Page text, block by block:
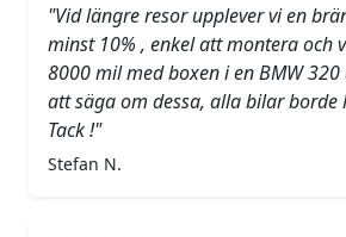
"Vid längre resor upplever vi en
minst 10% , enkel att montera och
8000 mil med boxen i en BMW
att säga om dessa, alla bilar borde
Tack !"
Stefan N.